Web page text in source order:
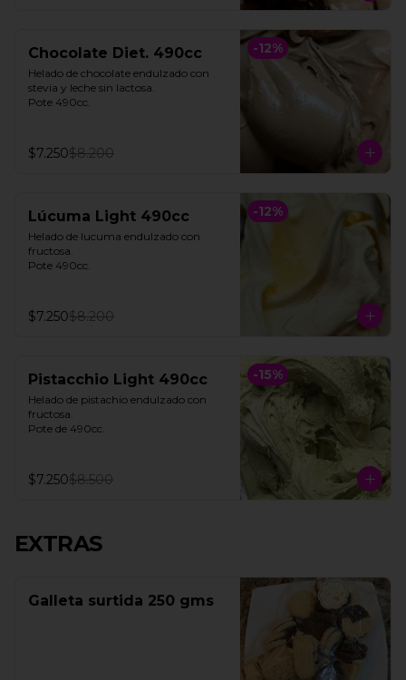
-12%
Chocolate Diet. 490cc
Helado de chocolate endulzado con
stevia y leche sin lactosa.
Pote 490cc.
$7.250$8.200
-12%
Lúcuma Light 490cc
Helado de lucuma endulzado con
fructosa.
Pote 490cc.
$7.250$8.200
-15%
Pistacchio Light 490cc
Helado de pistachio endulzado con
fructosa.
Pote de 490cc.
$7.250$8.500
EXTRAS
Galleta surtida 250 gms